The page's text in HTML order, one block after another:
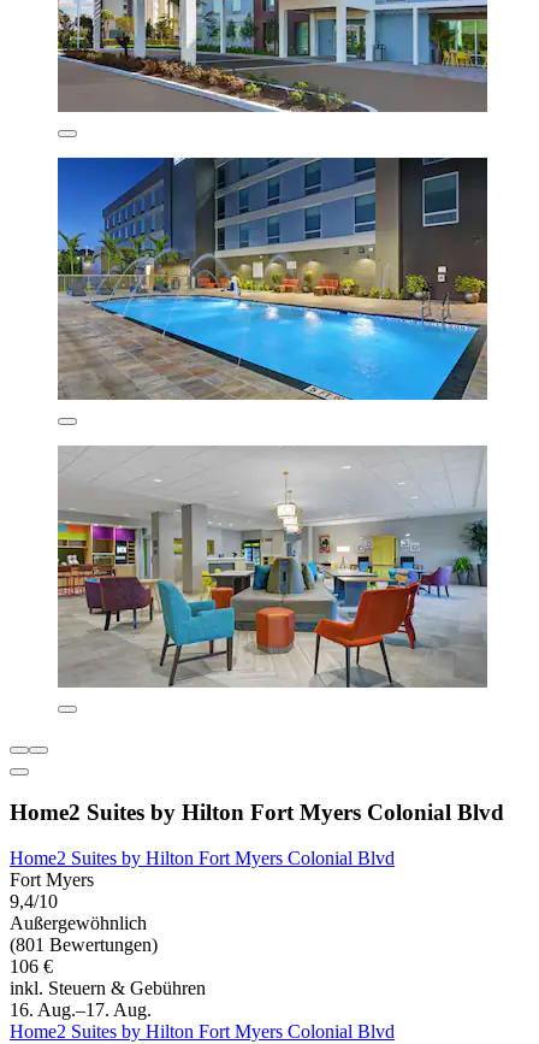
Home2 Suites by Hilton Fort Myers Colonial Blvd
Home2 Suites by Hilton Fort Myers Colonial Blvd
Fort Myers
9,4/10
Außergewöhnlich
(801 Bewertungen)
106 €
inkl. Steuern & Gebühren
16. Aug.–17. Aug.
Home2 Suites by Hilton Fort Myers Colonial Blvd